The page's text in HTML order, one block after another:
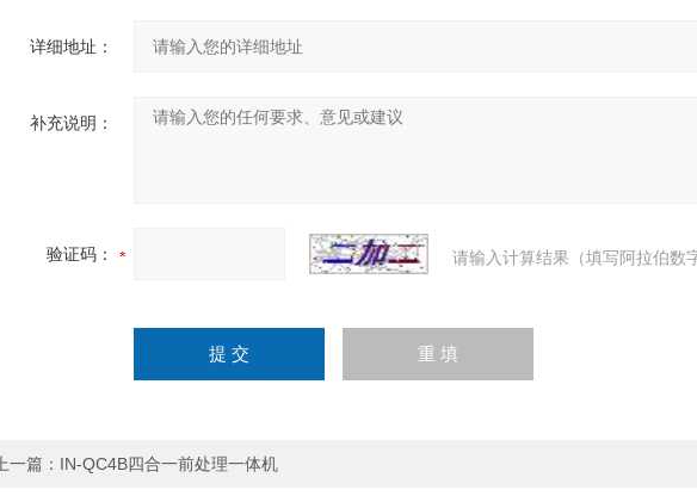
详细地址：
补充说明：
验证码： 请输入计算结果（填写阿拉伯数
上一篇： IN-QC4B四合一前处理一体机